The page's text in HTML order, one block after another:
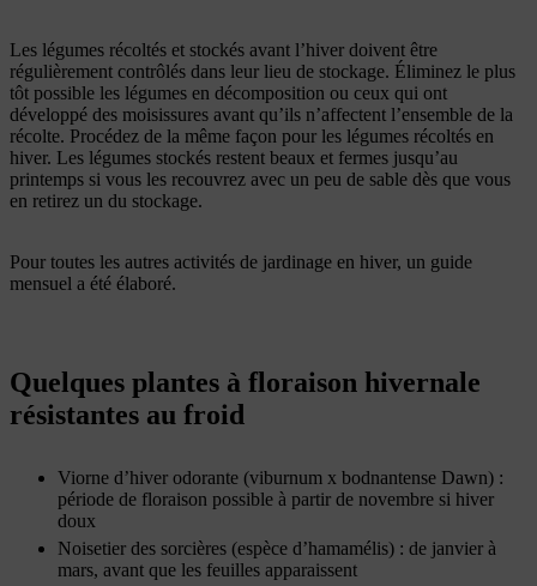
Les légumes récoltés et stockés avant l’hiver doivent être
régulièrement contrôlés dans leur lieu de stockage. Éliminez le plus
tôt possible les légumes en décomposition ou ceux qui ont
développé des moisissures avant qu’ils n’affectent l’ensemble de la
récolte. Procédez de la même façon pour les légumes récoltés en
hiver. Les légumes stockés restent beaux et fermes jusqu’au
printemps si vous les recouvrez avec un peu de sable dès que vous
en retirez un du stockage.
Pour toutes les autres activités de jardinage en hiver, un guide
mensuel a été élaboré.
Quelques plantes à floraison hivernale
résistantes au froid
Viorne d’hiver odorante (viburnum x bodnantense Dawn) :
période de floraison possible à partir de novembre si hiver
doux
Noisetier des sorcières (espèce d’hamamélis) : de janvier à
mars, avant que les feuilles apparaissent